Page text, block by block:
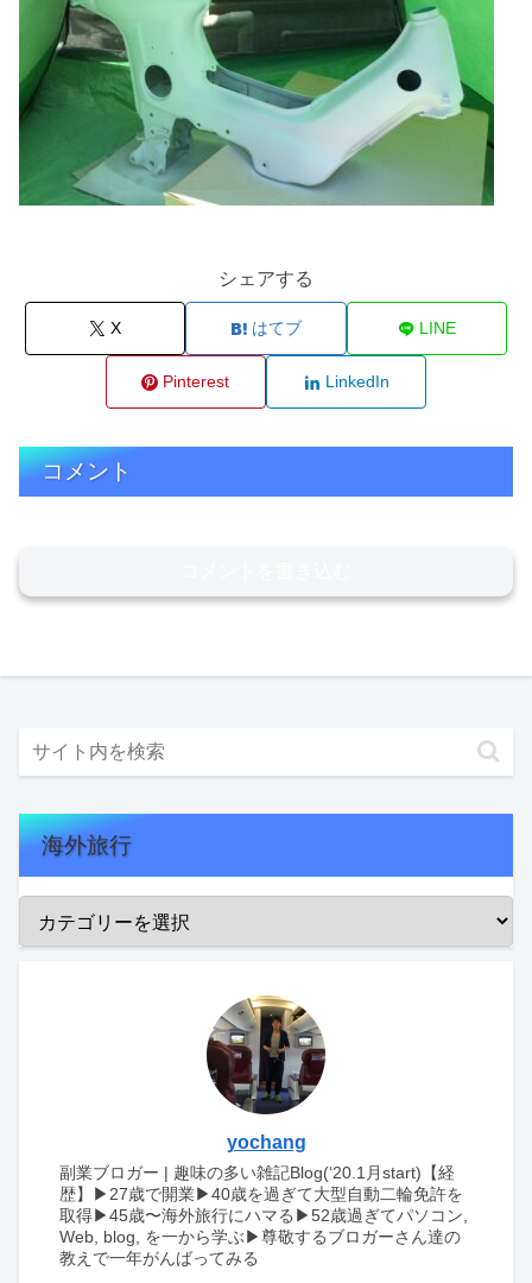
シェアする
X はてブ LINE
Pinterest LinkedIn
コメント
海外旅行
yochang
副業ブロガー | 趣味の多い雑記Blog(‘20.1月start)【経
歴】▶︎27歳で開業▶︎40歳を過ぎて大型自動二輪免許を
取得▶︎45歳〜海外旅行にハマる▶︎52歳過ぎてパソコン,
Web, blog, を一から学ぶ▶︎尊敬するブロガーさん達の
教えで一年がんばってみる